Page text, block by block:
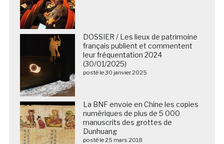
DOSSIER / Les lieux de patrimoine
français publient et commentent
leur fréquentation 2024
(30/01/2025)
posté le 30 janvier 2025
La BNF envoie en Chine les copies
numériques de plus de 5 000
manuscrits des grottes de
Dunhuang
posté le 25 mars 2018